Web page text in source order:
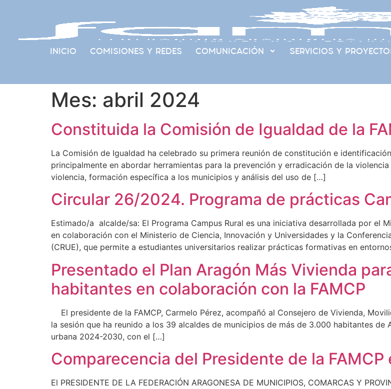
INICIO COMISIONES Y REDES COMUNICACIÓN SERVICIOS Y
Mes: abril 2024
Constituida la Comisión de Igualdad de la
La Comisión de Igualdad ha celebrado su primera reunión de constitución e
principalmente en abordar herramientas para la prevención y erradicación de la
violencia, formación específica a los municipios y análisis del uso de […]
Circular 26/2024. Programa de prácticas
Estimado/a alcalde/sa: El Programa Campus Rural es una iniciativa desarrollada por el
en colaboración con el Ministerio de Ciencia, Innovación y Universidades y la
(CRUE), que permite a estudiantes universitarios realizar prácticas formativas en
Presentado el Plan Aragón Más Vivienda
habitantes en colaboración con la FAMCP
El presidente de la FAMCP, Carmelo Pérez, acompañó al Consejero de Vivienda,
la sesión que ha reunido a los 39 alcaldes de municipios de más de 3.000 habitantes
urbana 2024-2030, con el […]
Comparecencia del Presidente de la
El PRESIDENTE DE LA FEDERACIÓN ARAGONESA DE MUNICIPIOS, COMARCAS Y